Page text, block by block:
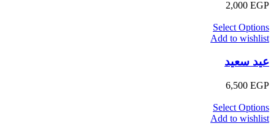
2,000 EGP
Select Options
Add to wishlist
عيد سعيد
6,500 EGP
Select Options
Add to wishlist